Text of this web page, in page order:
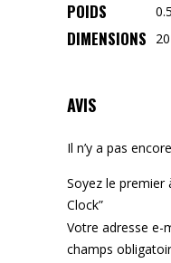
POIDS
DIMENSIONS
AVIS
Il n’y a pas
Soyez le premier
Clock”
Votre adresse e-
champs